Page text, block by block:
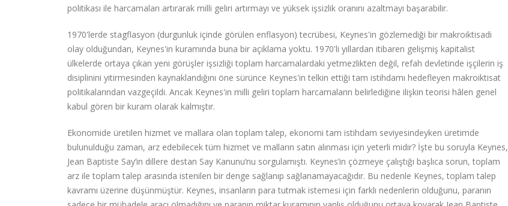
politikası ile harcamaları artırarak milli geliri artırmayı ve yüksek işsizlik oranını azaltmayı başarabilir.
1970'lerde stagflasyon (durgunluk içinde görülen enflasyon) tecrübesi, Keynes'in gözlemediği bir makroiktisadi
olay olduğundan, Keynes'in kuramında buna bir açıklama yoktu. 1970'li yıllardan itibaren gelişmiş kapitalist
ülkelerde ortaya çıkan yeni görüşler işsizliği toplam harcamalardaki yetmezlikten değil, refah devletinde işçilerin iş
disiplinini yitirmesinden kaynaklandığını öne sürünce Keynes'in telkin ettiği tam istihdamı hedefleyen makroiktisat
politikalarından vazgeçildi. Ancak Keynes'in milli geliri toplam harcamaların belirlediğine ilişkin teorisi hâlen genel
kabul gören bir kuram olarak kalmıştır.
Ekonomide üretilen hizmet ve mallara olan toplam talep, ekonomi tam istihdam seviyesindeyken üretimde
bulunulduğu zaman, arz edebilecek tüm hizmet ve malların satın alınması için yeterli midir? İşte bu soruyla Keynes,
Jean Baptiste Say’in dillere destan Say Kanunu‘nu sorgulamıştı. Keynes’in çözmeye çalıştığı başlıca sorun, toplam
arz ile toplam talep arasında istenilen bir denge sağlanıp sağlanamayacağıdır. Bu nedenle Keynes, toplam talep
kavramı üzerine düşünmüştür. Keynes, insanların para tutmak istemesi için farklı nedenlerin olduğunu, paranın